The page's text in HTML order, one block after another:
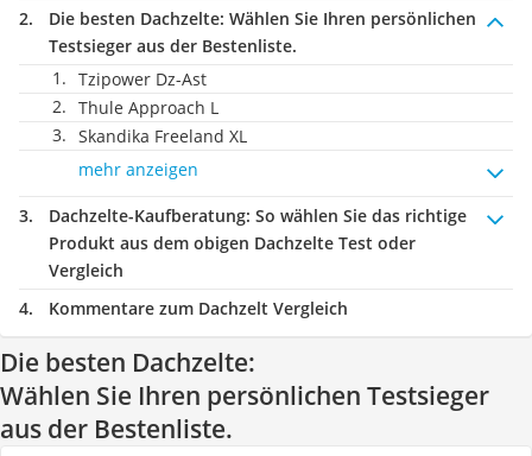
Die besten Dachzelte: Wählen Sie Ihren persönlichen
Testsieger aus der Bestenliste.
Tzipower Dz-Ast
Thule Approach L
Skandika Freeland XL
mehr anzeigen
Dachzelte-Kaufberatung: So wählen Sie das richtige
Produkt aus dem obigen Dachzelte Test oder
Vergleich
Kommentare zum Dachzelt Vergleich
Die besten Dachzelte:
Wählen Sie Ihren persönlichen Testsieger
aus der Bestenliste.